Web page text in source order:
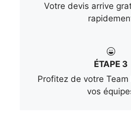
Votre devis arrive
ÉTAPE 3
Profitez de votre
vos